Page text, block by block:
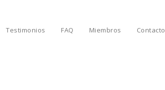
Testimonios FAQ Miembros Contacto